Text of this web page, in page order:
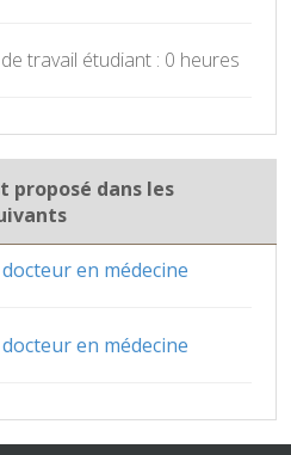
travail étudiant : 0 heures
proposé dans les
en médecine
en médecine